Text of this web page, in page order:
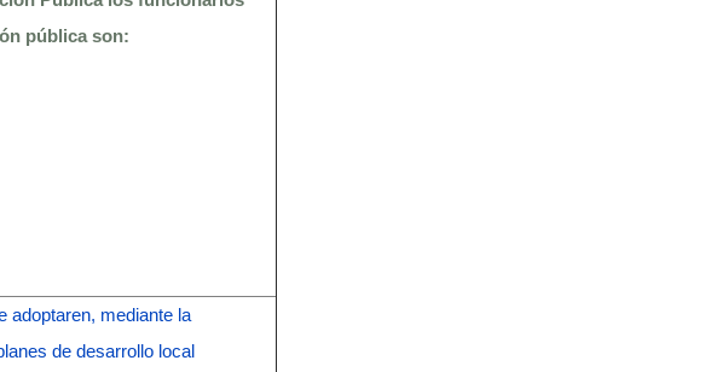
pública son:
adoptaren, mediante la
de desarrollo local